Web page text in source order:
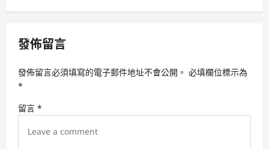
g
a
t
i
o
發佈留言
發佈留言必須填寫的電子郵件地址不會公開。 必填欄位標示為
*
留言 *